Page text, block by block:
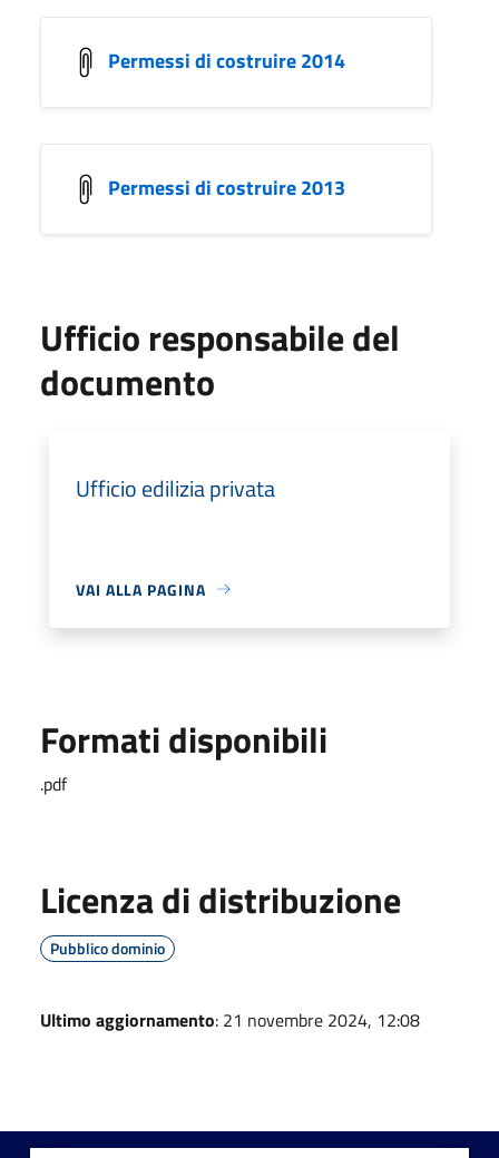
Permessi di costruire 2014
Permessi di costruire 2013
Ufficio responsabile del
documento
Ufficio edilizia privata
VAI ALLA PAGINA
Formati disponibili
.pdf
Licenza di distribuzione
Pubblico dominio
Ultimo aggiornamento: 21 novembre 2024, 12:08